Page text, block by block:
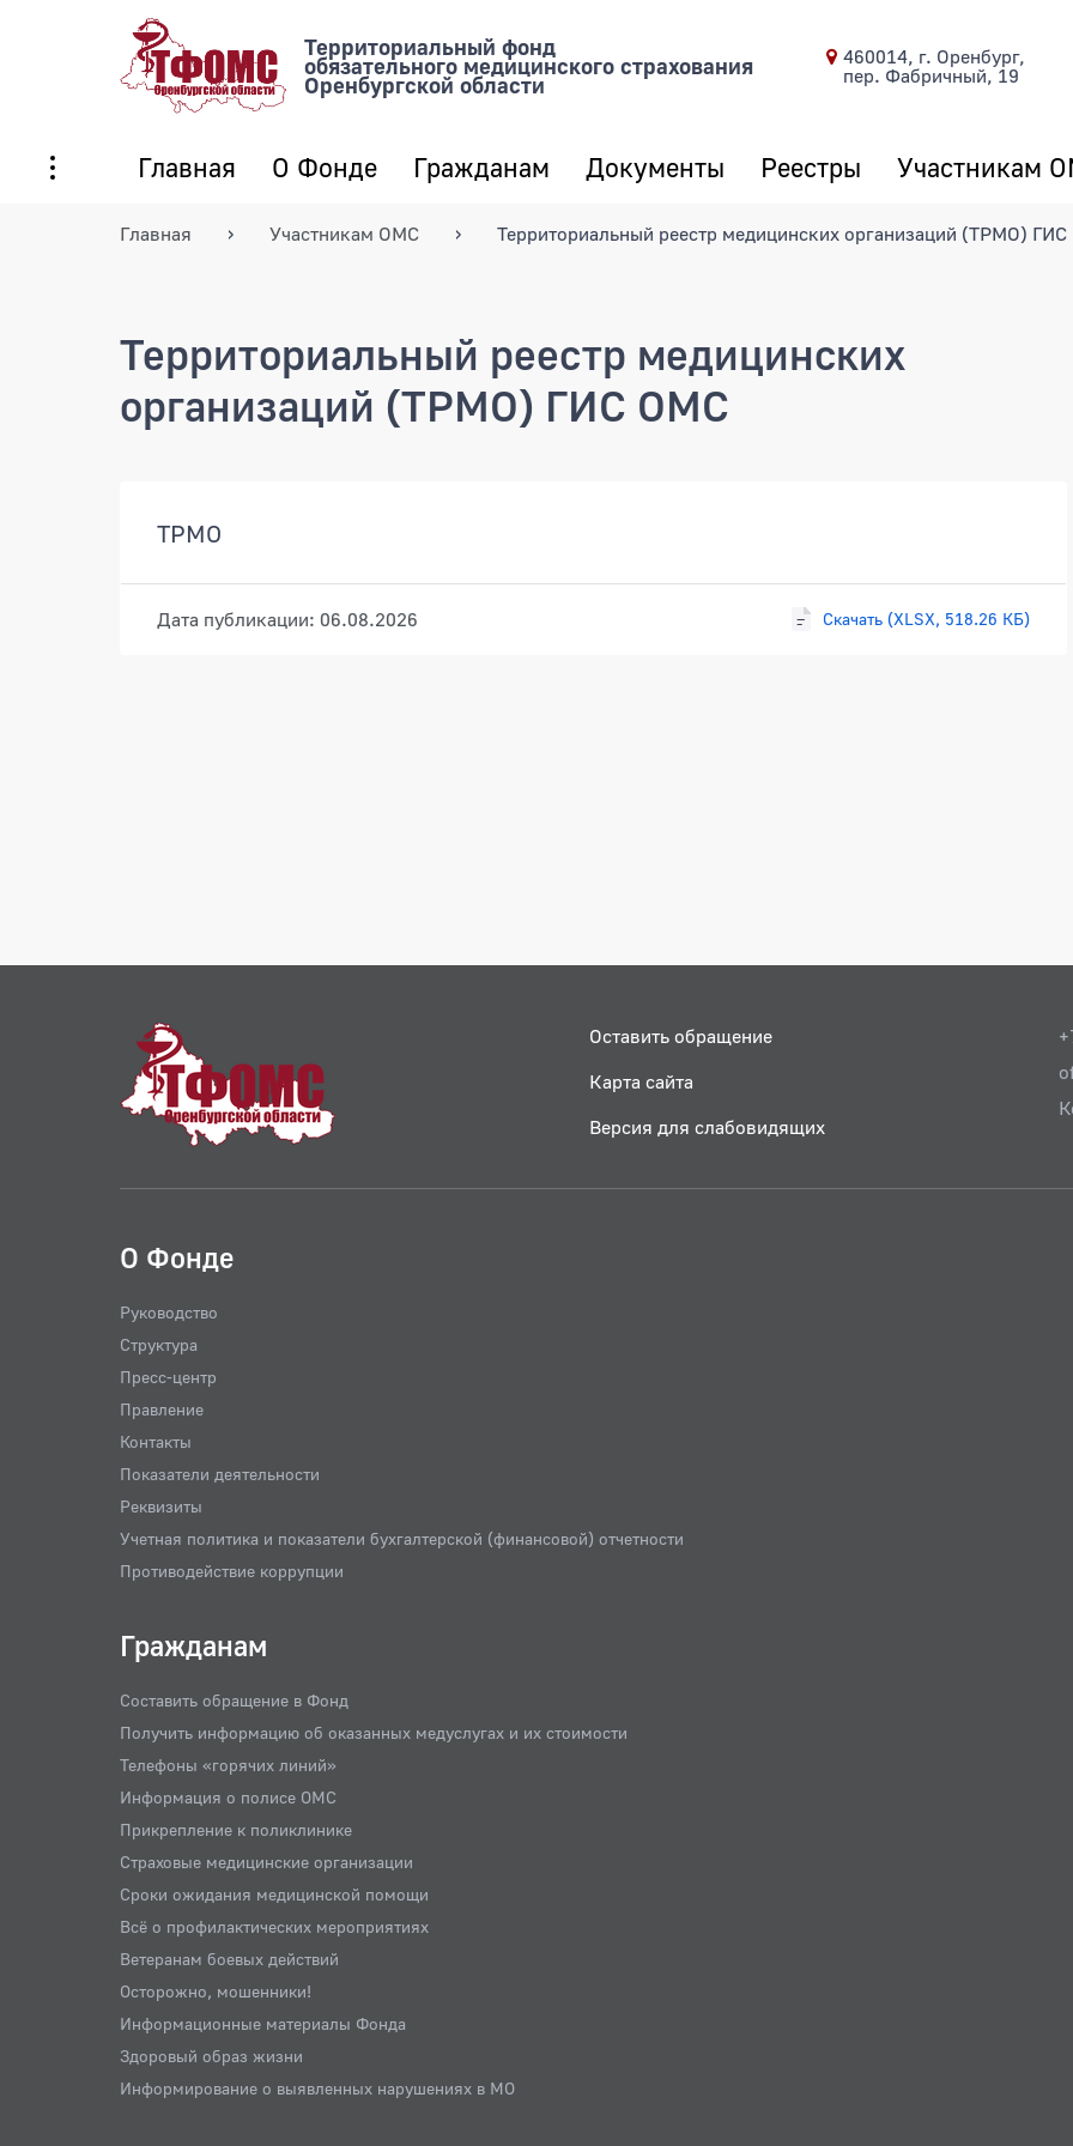
Территориальный фонд
обязательного медицинского страхования
Оренбургской области
460014, г. Оренбург,
пер. Фабричный, 19
Главная О Фонде Гражданам Документы Реестры Участникам
Главная Участникам ОМС Территориальный реестр медицинских организаций (ТРМО)
Территориальный реестр медицинских
организаций (ТРМО) ГИС ОМС
ТРМО
Дата публикации: 06.08.2026 Скачать (XLSX, 518.26 КБ)
Оставить обращение
Карта сайта
Версия для слабовидящих
О Фонде
Руководство
Структура
Пресс-центр
Правление
Контакты
Показатели деятельности
Реквизиты
Учетная политика и показатели бухгалтерской (финансовой) отчетности
Противодействие коррупции
Гражданам
Составить обращение в Фонд
Получить информацию об оказанных медуслугах и их стоимости
Телефоны «горячих линий»
Информация о полисе ОМС
Прикрепление к поликлинике
Страховые медицинские организации
Сроки ожидания медицинской помощи
Всё о профилактических мероприятиях
Ветеранам боевых действий
Осторожно, мошенники!
Информационные материалы Фонда
Здоровый образ жизни
Информирование о выявленных нарушениях в МО